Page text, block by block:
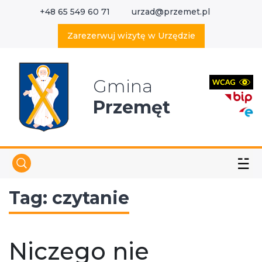
+48 65 549 60 71 urzad@przemet.pl
Zarezerwuj wizytę w Urzędzie
Gmina
Przemęt
☱
Tag: czytanie
Niczego nie
Wyszukaj w serwisie